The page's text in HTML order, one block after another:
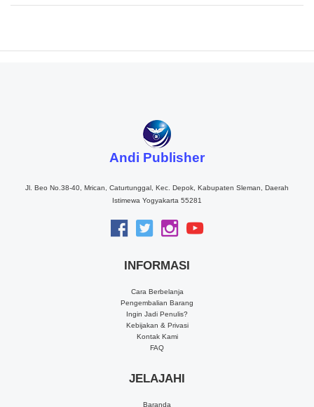
Andi Publisher
Jl. Beo No.38-40, Mrican, Caturtunggal, Kec. Depok, Kabupaten Sleman, Daerah
Istimewa Yogyakarta 55281
INFORMASI
Cara Berbelanja
Pengembalian Barang
Ingin Jadi Penulis?
Kebijakan & Privasi
Kontak Kami
FAQ
JELAJAHI
Baranda